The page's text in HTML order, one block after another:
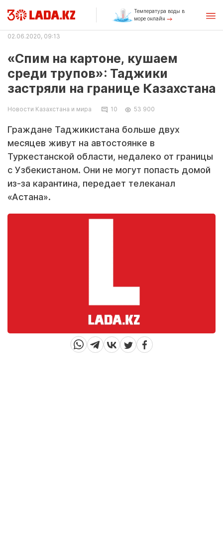
Температура воды в
море онлайн
02.06.2020, 09:13
«Спим на картоне, кушаем
среди трупов»: Таджики
застряли на границе Казахстана
Новости Казахстана и мира 10 53 900
Граждане Таджикистана больше двух
месяцев живут на автостоянке в
Туркестанской области, недалеко от границы
с Узбекистаном. Они не могут попасть домой
из-за карантина, передает телеканал
«Астана».